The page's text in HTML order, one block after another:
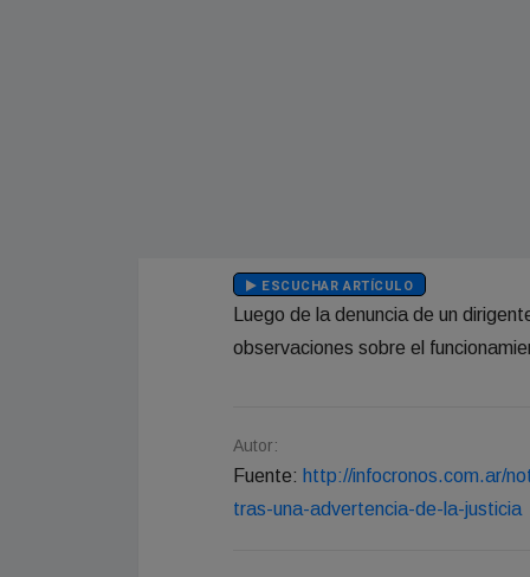
ESCUCHAR ARTÍCULO
Luego de la denuncia de un
observaciones sobre el
Autor:
Fuente: http://infocronos.com.ar/
tras-una-advertencia-de-la-justicia